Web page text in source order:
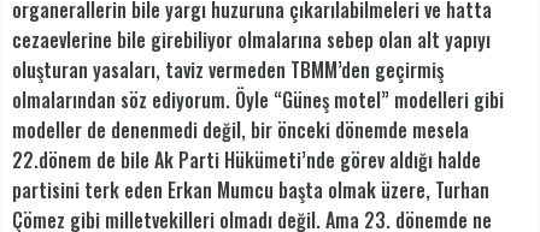
organerallerin bile yargı huzuruna çıkarılabilmeleri ve hatta
cezaevlerine bile girebiliyor olmalarına sebep olan alt yapıyı
oluşturan yasaları, taviz vermeden TBMM’den geçirmiş
olmalarından söz ediyorum. Öyle “Güneş motel” modelleri gibi
modeller de denenmedi değil, bir önceki dönemde mesela
22.dönem de bile Ak Parti Hükümeti’nde görev aldığı halde
partisini terk eden Erkan Mumcu başta olmak üzere, Turhan
Çömez gibi milletvekilleri olmadı değil. Ama 23. dönemde ne